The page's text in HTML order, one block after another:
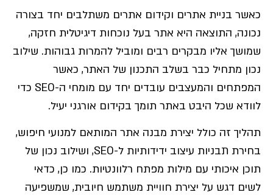
כאשר בניית אתרים וקידום אתרים משתלבים יחד בצורה
נכונה, התוצאה היא אתר בעל נוכחות דיגיטלית חזקה,
שמושך אליו מבקרים רבים ומוביל להמרות גבוהות. שילוב
נכון מתחיל כבר בשלב התכנון של האתר, כאשר
המפתחים והמעצבים עובדים יחד עם מומחי ה-SEO כדי
לוודא שכל היבט באתר תומך בקידום אורגני יעיל.
תהליך זה כולל יצירת מבנה אתר המותאם למנועי חיפוש,
בחירת תבניות עיצוב ידידותיות ל-SEO, ושילוב נכון של
תוכן איכותי עם מילות מפתח רלוונטיות. כמו כן, כדאי
לשים דגש על יצירת חוויית משתמש חיובית, שמשפיעה